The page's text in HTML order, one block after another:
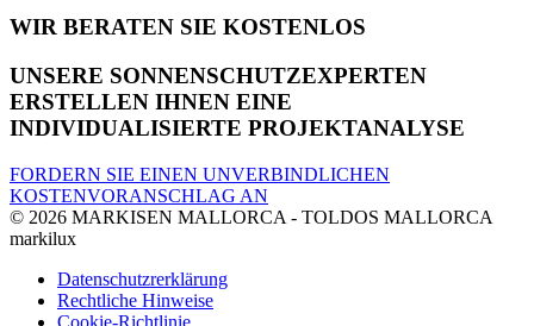
WIR BERATEN SIE KOSTENLOS
UNSERE SONNENSCHUTZEXPERTEN
ERSTELLEN IHNEN EINE
INDIVIDUALISIERTE PROJEKTANALYSE
FORDERN SIE EINEN UNVERBINDLICHEN
KOSTENVORANSCHLAG AN
© 2026 MARKISEN MALLORCA - TOLDOS MALLORCA
markilux
Datenschutzrerklärung
Rechtliche Hinweise
Cookie-Richtlinie